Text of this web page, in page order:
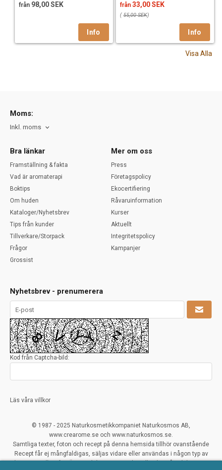
från 98,00 SEK från 33,00 SEK
( 55,00 SEK)
Visa Alla
Moms:
Inkl. moms
Bra länkar
Framställning & fakta
Vad är aromaterapi
Boktips
Om huden
Kataloger/Nyhetsbrev
Tips från kunder
Tillverkare/Storpack
Frågor
Grossist
Mer om oss
Press
Företagspolicy
Ekocertifiering
Råvaruinformation
Kurser
Aktuellt
Integritetspolicy
Kampanjer
Nyhetsbrev - prenumerera
Kod från Captcha-bild:
Läs våra villkor
© 1987 - 2025 Naturkosmetikkompaniet Naturkosmos AB,
www.crearome.se och www.naturkosmos.se.
Samtliga texter, foton och recept på denna hemsida tillhör ovanstående
Recept får ej mångfaldigas, säljas vidare eller användas i någon typ av